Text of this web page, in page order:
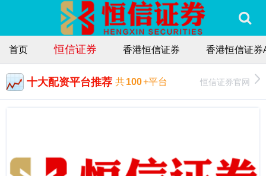
首页 恒信证券 香港恒信证券 香港恒信证券
十大配资平台推荐 共100+平台 恒信证券官网